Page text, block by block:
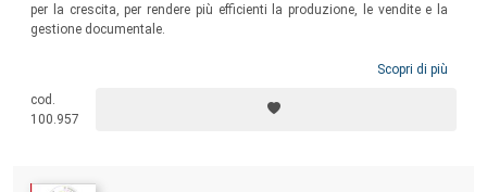
per la crescita, per rendere più efficienti la produzione, le vendite e la
gestione documentale.
Scopri di più
cod.
100.957